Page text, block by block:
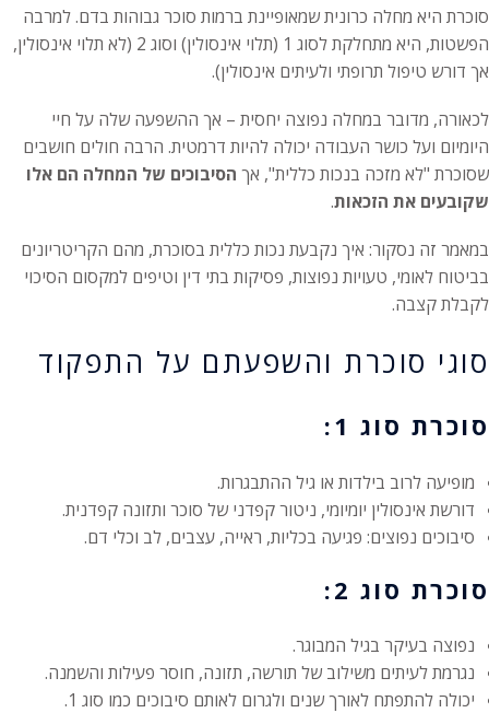
סוכרת היא מחלה כרונית שמאופיינת ברמות סוכר גבוהות בדם. למרבה
הפשטות, היא מתחלקת לסוג 1 (תלוי אינסולין) וסוג 2 (לא תלוי אינסולין,
אך דורש טיפול תרופתי ולעיתים אינסולין).
לכאורה, מדובר במחלה נפוצה יחסית – אך ההשפעה שלה על חיי
היומיום ועל כושר העבודה יכולה להיות דרמטית. הרבה חולים חושבים
שסוכרת "לא מזכה בנכות כללית", אך הסיבוכים של המחלה הם אלו
שקובעים את הזכאות.
במאמר זה נסקור: איך נקבעת נכות כללית בסוכרת, מהם הקריטריונים
בביטוח לאומי, טעויות נפוצות, פסיקות בתי דין וטיפים למקסום הסיכוי
לקבלת קצבה.
סוגי סוכרת והשפעתם על התפקוד
סוכרת סוג 1:
מופיעה לרוב בילדות או גיל ההתבגרות.
דורשת אינסולין יומיומי, ניטור קפדני של סוכר ותזונה קפדנית.
סיבוכים נפוצים: פגיעה בכליות, ראייה, עצבים, לב וכלי דם.
סוכרת סוג 2:
נפוצה בעיקר בגיל המבוגר.
נגרמת לעיתים משילוב של תורשה, תזונה, חוסר פעילות והשמנה.
יכולה להתפתח לאורך שנים ולגרום לאותם סיבוכים כמו סוג 1.